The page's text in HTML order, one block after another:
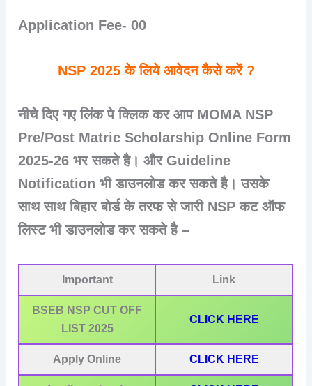
Application Fee- 00
NSP 2025 के लिये आवेदन कैसे करें ?
नीचे दिए गए लिंक पे क्लिक कर आप MOMA NSP
Pre/Post Matric Scholarship Online Form
2025-26 भर सकते है। और Guideline
Notification भी डाउनलोड कर सकते है। उसके
साथ साथ बिहार बोर्ड के तरफ से जारी NSP कट ऑफ
लिस्ट भी डाउनलोड कर सकते है –
Important Link
BSEB NSP CUT OFF
LIST 2025
CLICK HERE
Apply Online CLICK HERE